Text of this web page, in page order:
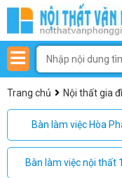
Trang chủ Nội thất gia
Bàn làm việc Hòa
Bàn làm việc nội thất